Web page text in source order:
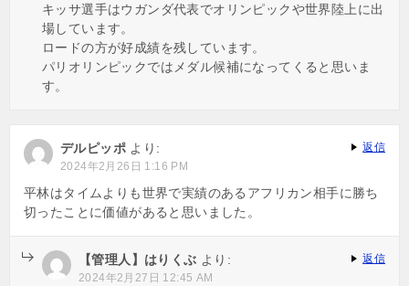
キッサ選手はウガンダ代表でオリンピックや世界陸上に出
場しています。
ロードの方が好成績を残しています。
パリオリンピックではメダル候補になってくると思いま
す。
デルピッポ より:
2024年2月26日 1:16 PM
平林はタイムよりも世界で実績のあるアフリカン相手に勝ち
切ったことに価値があると思いました。
返信
【管理人】はりくぶ より:
2024年2月27日 12:45 AM
返信